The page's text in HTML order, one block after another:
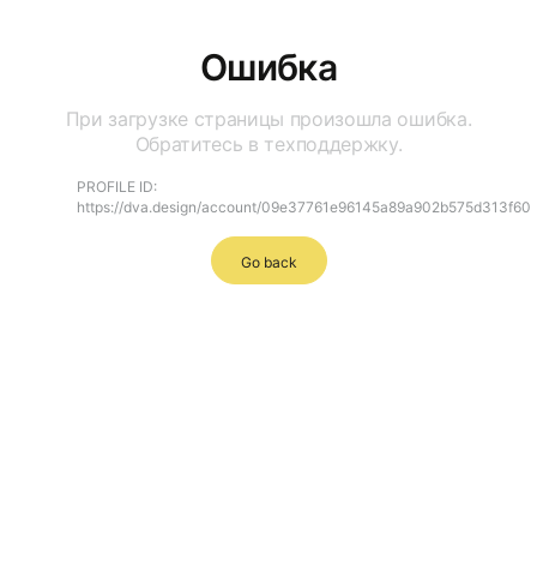
Ошибка
При загрузке страницы произошла ошибка.
Обратитесь в техподдержку.
PROFILE ID:
https://dva.design/account/09e37761e96145a89a902b575d313f60
Go back